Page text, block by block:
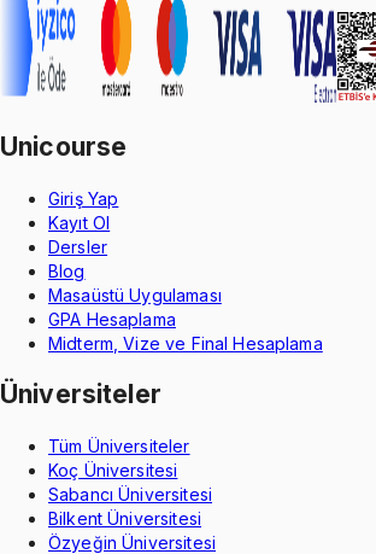
Unicourse
Giriş Yap
Kayıt Ol
Dersler
Blog
Masaüstü Uygulaması
GPA Hesaplama
Midterm, Vize ve Final Hesaplama
Üniversiteler
Tüm Üniversiteler
Koç Üniversitesi
Sabancı Üniversitesi
Bilkent Üniversitesi
Özyeğin Üniversitesi